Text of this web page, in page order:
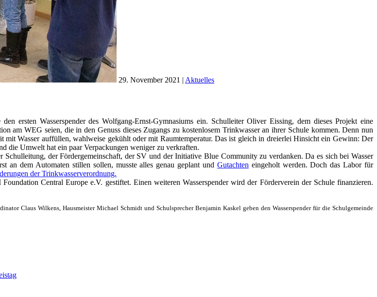
29. November 2021 | Aktuelles
ersten Wasserspender des Wolfgang-Ernst-Gymnasiums ein. Schulleiter Oliver Eissing, dem dieses Projekt eine
am WEG seien, die in den Genuss dieses Zugangs zu kostenlosem Trinkwasser an ihrer Schule kommen. Denn nun
mit Wasser auffüllen, wahlweise gekühlt oder mit Raumtemperatur. Das ist gleich in dreierlei Hinsicht ein Gewinn: Der
die Umwelt hat ein paar Verpackungen weniger zu verkraften.
der Fördergemeinschaft, der SV und der Initiative Blue Community zu verdanken. Da es sich bei Wasser
an dem Automaten stillen sollen, musste alles genau geplant und Gutachten eingeholt werden. Doch das Labor für
der Trinkwasserverordnung.
Central Europe e.V. gestiftet. Einen weiteren Wasserspender wird der Förderverein der Schule finanzieren.
Claus Wilkens, Hausmeister Michael Schmidt und Schulsprecher Benjamin Kaskel geben den Wasserspender für die Schulgemeinde